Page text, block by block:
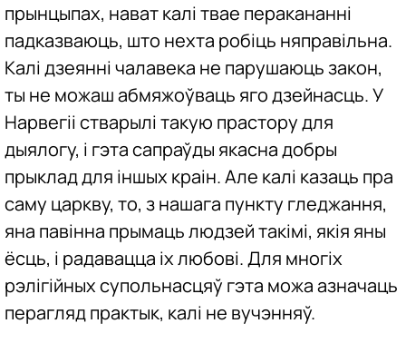
прынцыпах, нават калі твае перакананні
падказваюць, што нехта робіць няправільна.
Калі дзеянні чалавека не парушаюць закон,
ты не можаш абмяжоўваць яго дзейнасць. У
Нарвегіі стварылі такую прастору для
дыялогу, і гэта сапраўды якасна добры
прыклад для іншых краін. Але калі казаць пра
саму царкву, то, з нашага пункту гледжання,
яна павінна прымаць людзей такімі, якія яны
ёсць, і радавацца іх любові. Для многіх
рэлігійных супольнасцяў гэта можа азначаць
перагляд практык, калі не вучэнняў.